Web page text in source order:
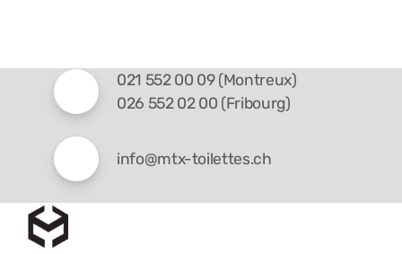
021 552 00 09 (Montreux)
026 552 02 00 (Fribourg)
info@mtx-toilettes.ch